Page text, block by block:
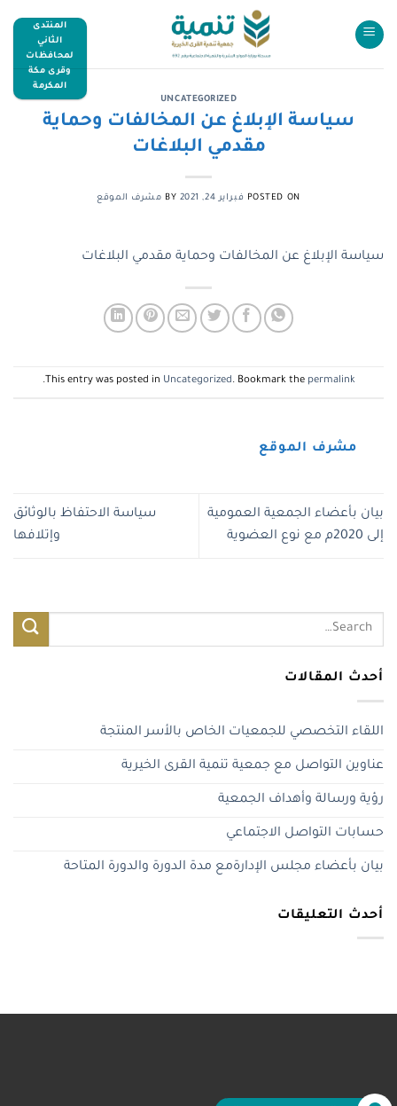
المنتدى
الثاني
لمحافظات
وقرى مكة
المكرمة
UNCATEGORIZED
سياسة الإبلاغ عن المخالفات وحماية
مقدمي البلاغات
POSTED ON فبراير 24, 2021 مشرف الموقع
سياسة الإبلاغ عن المخالفات وحماية مقدمي البلاغات
This entry was posted in Uncategorized. Bookmark the permalink
.
مشرف الموقع
بيان بأعضاء الجمعية العمومية
إلى 2020م مع نوع العضوية
سياسة الاحتفاظ بالوثائق
وإتلافها
أحدث المقالات
اللقاء التخصصي للجمعيات الخاص بالأسر المنتجة
عناوين التواصل مع جمعية تنمية القرى الخيرية
رؤية ورسالة وأهداف الجمعية
حسابات التواصل الاجتماعي
بيان بأعضاء مجلس الإدارةمع مدة الدورة والدورة المتاحة
أحدث التعليقات